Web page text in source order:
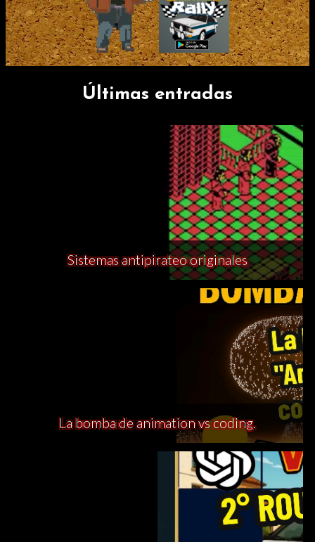
Últimas entradas
Sistemas antipirateo originales
La bomba de animation vs coding.